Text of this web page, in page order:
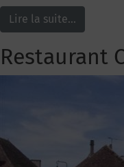
Lire la suite…
Restaurant